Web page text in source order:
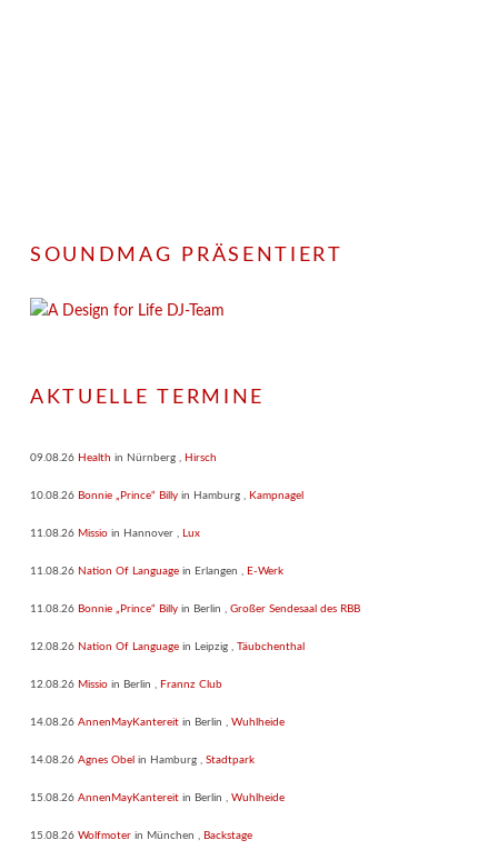
SOUNDMAG PRÄSENTIERT
AKTUELLE TERMINE
09.08.26 Health in Nürnberg , Hirsch
10.08.26 Bonnie „Prince“ Billy in Hamburg , Kampnagel
11.08.26 Missio in Hannover , Lux
11.08.26 Nation Of Language in Erlangen , E-Werk
11.08.26 Bonnie „Prince“ Billy in Berlin , Großer Sendesaal des RBB
12.08.26 Nation Of Language in Leipzig , Täubchenthal
12.08.26 Missio in Berlin , Frannz Club
14.08.26 AnnenMayKantereit in Berlin , Wuhlheide
14.08.26 Agnes Obel in Hamburg , Stadtpark
15.08.26 AnnenMayKantereit in Berlin , Wuhlheide
15.08.26 Wolfmoter in München , Backstage